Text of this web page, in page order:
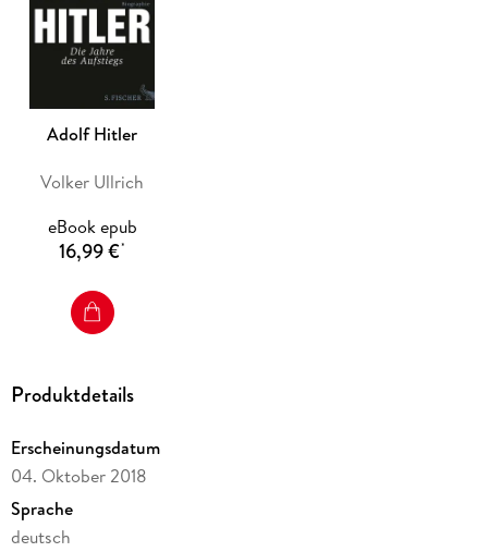
Eine glänzend geschriebene Darstellung auf dem letzten
Stand der Forschung, die unser Bild von Hitler für lange Zeit
maßgeblich prägen wird.
Der viel beachtete erste Band behandelt die Jahre des
Untergangs nach - von der Entfesselung des Zweiten
Adolf Hitler
Volker Ullrich
eBook epub
16,99 €*
Produktdetails
Erscheinungsdatum
04. Oktober 2018
Sprache
deutsch